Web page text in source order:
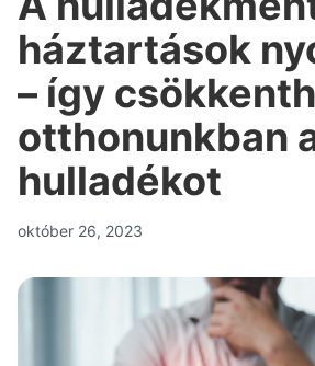
háztartások
– így
otthonunkban
hulladékot
október 26, 2023